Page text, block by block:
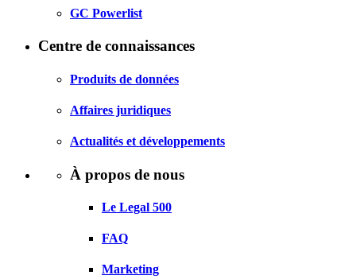
GC Powerlist
Centre de connaissances
Produits de données
Affaires juridiques
Actualités et développements
À propos de nous
Le Legal 500
FAQ
Marketing